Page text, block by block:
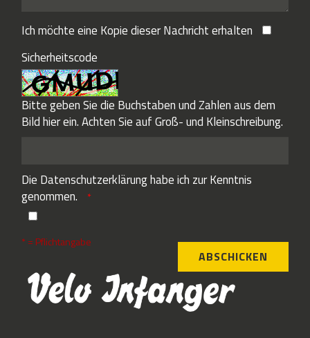
Ich möchte eine Kopie dieser Nachricht erhalten
Sicherheitscode
Bitte geben Sie die Buchstaben und Zahlen aus dem
Bild hier ein. Achten Sie auf Groß- und Kleinschreibung.
Die Datenschutzerklärunghabe ich zur Kenntnis
genommen.
ABSCHICKEN
* = Pflichtangabe